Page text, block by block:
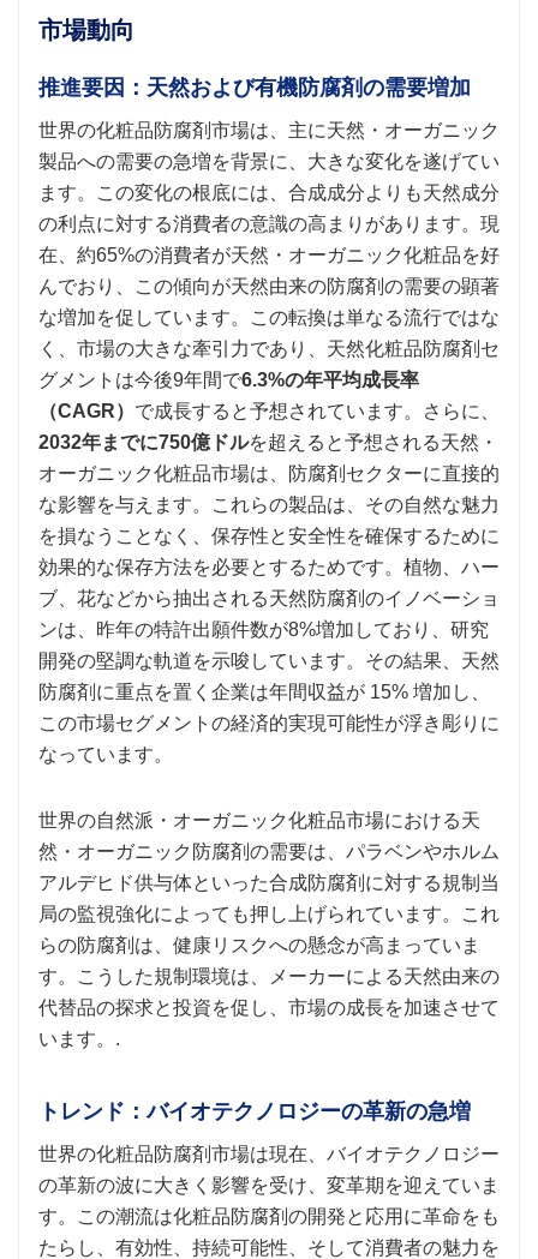
市場動向
推進要因：天然および有機防腐剤の需要増加
世界の化粧品防腐剤市場は、主に天然・オーガニック
製品への需要の急増を背景に、大きな変化を遂げてい
ます。この変化の根底には、合成成分よりも天然成分
の利点に対する消費者の意識の高まりがあります。現
在、約65%の消費者が天然・オーガニック化粧品を好
んでおり、この傾向が天然由来の防腐剤の需要の顕著
な増加を促しています。この転換は単なる流行ではな
く、市場の大きな牽引力であり、天然化粧品防腐剤セ
グメントは今後9年間で6.3%の年平均成長率
（CAGR） で成長すると予想されています。さらに、
2032年までに750億ドルを超えると予想される天然・
オーガニック化粧品市場は、防腐剤セクターに直接的
な影響を与えます。これらの製品は、その自然な魅力
を損なうことなく、保存性と安全性を確保するために
効果的な保存方法を必要とするためです。植物、ハー
ブ、花などから抽出される天然防腐剤のイノベーショ
ンは、昨年の特許出願件数が8%増加しており、研究
開発の堅調な軌道を示唆しています。その結果、天然
防腐剤に重点を置く企業は年間収益が 15% 増加し、
この市場セグメントの経済的実現可能性が浮き彫りに
なっています。
世界の自然派・オーガニック化粧品市場における天
然・オーガニック防腐剤の需要は、パラベンやホルム
アルデヒド供与体といった合成防腐剤に対する規制当
局の監視強化によっても押し上げられています。これ
らの防腐剤は、健康リスクへの懸念が高まっていま
す。こうした規制環境は、メーカーによる天然由来の
代替品の探求と投資を促し、市場の成長を加速させて
います。.
トレンド：バイオテクノロジーの革新の急増
世界の化粧品防腐剤市場は現在、バイオテクノロジー
の革新の波に大きく影響を受け、変革期を迎えていま
す。この潮流は化粧品防腐剤の開発と応用に革命をも
たらし、有効性、持続可能性、そして消費者の魅力を